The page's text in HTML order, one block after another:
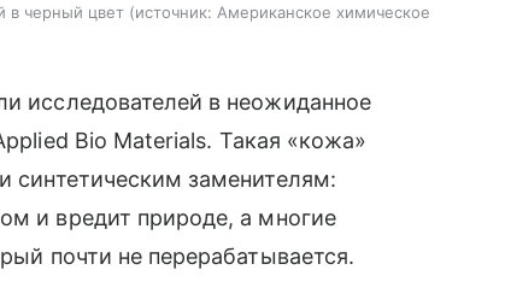
в черный цвет источник: Американское химическое
исследователей в неожиданное
Bio Materials. Такая «кожа»
синтетическим заменителям:
и вредит природе, а многие
почти не перерабатывается.